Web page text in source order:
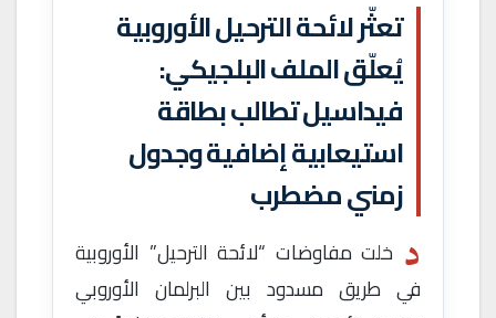
تعثّر لائحة الترحيل الأوروبية
يُعلّق الملف البلجيكي:
فيداسيل تطالب بطاقة
استيعابية إضافية وجدول
زمني مضطرب
د خلت مفاوضات “لائحة الترحيل” الأوروبية
في طريق مسدود بين البرلمان الأوروبي